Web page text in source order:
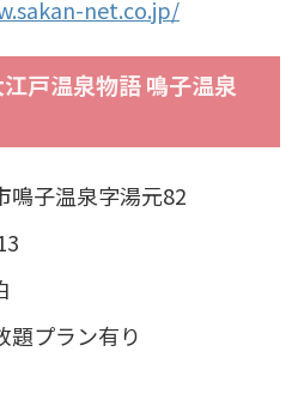
net.co.jp/
戸温泉物語 鳴子温泉
鳴子温泉字湯元82
題プラン有り